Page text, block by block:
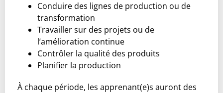
Conduire des lignes de production ou de
transformation
Travailler sur des projets ou de
l’amélioration continue
Contrôler la qualité des produits
Planifier la production
À chaque période, les apprenant(e)s auront des